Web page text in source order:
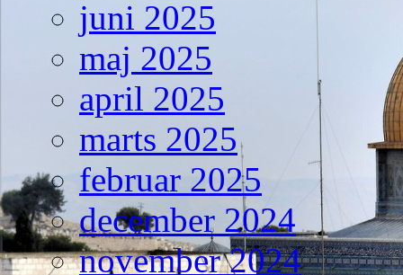
juni 2025
maj 2025
april 2025
marts 2025
februar 2025
december 2024
november 2024